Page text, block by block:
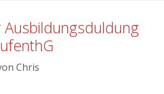
Chris